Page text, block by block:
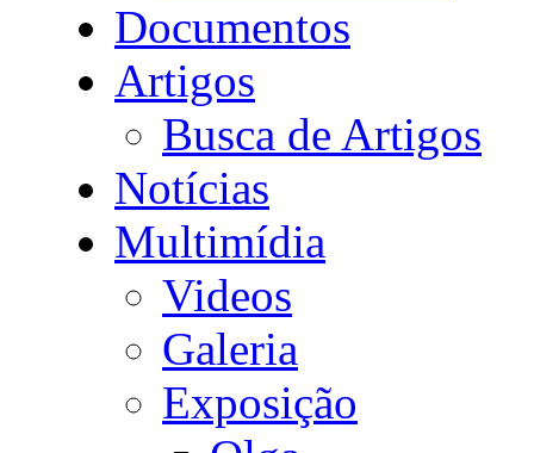
Documentos
Artigos
Busca de Artigos
Notícias
Multimídia
Videos
Galeria
Exposição